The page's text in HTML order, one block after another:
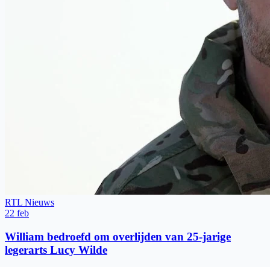
RTL Nieuws
22 feb
William bedroefd om overlijden van 25-jarige
legerarts Lucy Wilde